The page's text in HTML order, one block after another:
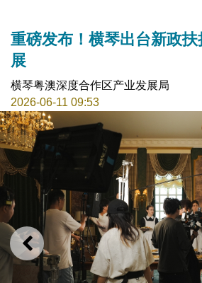
重磅发布！横琴出台新政
展
横琴粤澳深度合作区产业发展局
2026-06-11 09:53
上一则